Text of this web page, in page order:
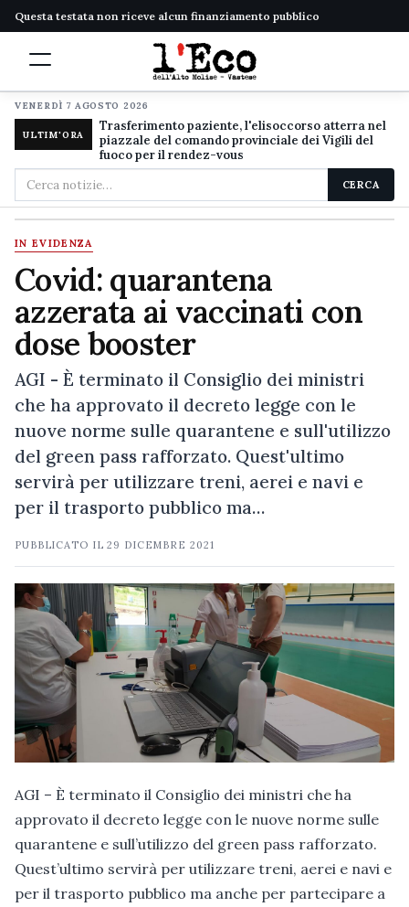
Questa testata non riceve alcun finanziamento pubblico
VENERDÌ 7 AGOSTO 2026
ULTIM'ORA
Trasferimento paziente, l'elisoccorso atterra nel
piazzale del comando provinciale dei Vigili del
fuoco per il rendez-vous
Cerca
nel
sito
CERCA
IN EVIDENZA
Covid: quarantena
azzerata ai vaccinati con
dose booster
AGI - È terminato il Consiglio dei ministri
che ha approvato il decreto legge con le
nuove norme sulle quarantene e sull'utilizzo
del green pass rafforzato. Quest'ultimo
servirà per utilizzare treni, aerei e navi e
per il trasporto pubblico ma…
PUBBLICATO IL29 DICEMBRE 2021
AGI – È terminato il Consiglio dei ministri che ha
approvato il decreto legge con le nuove norme sulle
quarantene e sull’utilizzo del green pass rafforzato.
Quest’ultimo servirà per utilizzare treni, aerei e navi e
per il trasporto pubblico ma anche per partecipare a